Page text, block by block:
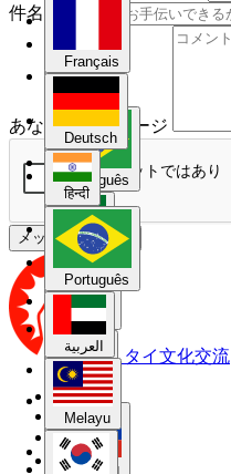
हिन्दी
Português
العربية
Melayu
한국어
Русский
Français
Deutsch
हिन्दी
Português
العربية
Melayu
件名
あなたのメッセージ
メッセージを送信
タイ文化交流
DTV
Affiliate
利用規約
返金